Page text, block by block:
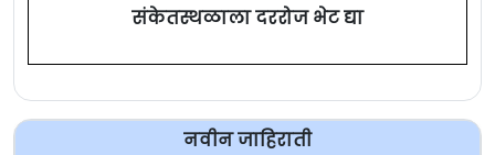
संकेतस्थळाला दररोज भेट द्या
नवीन जाहिराती